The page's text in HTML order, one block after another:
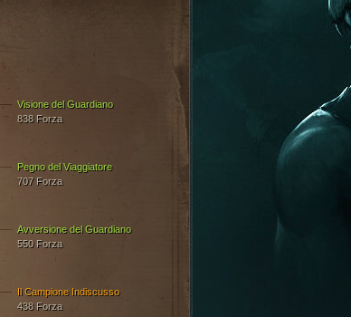
Visione del Guardiano
838 Forza
Avversione del Guardiano
550 Forza
Il Campione Indiscusso
438 Forza
Pegno del Viaggiatore
707 Forza